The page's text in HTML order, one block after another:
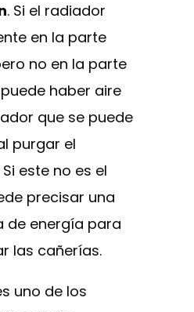
. Si el radiador
en la parte
no en la parte
haber aire
que se puede
purgar el
este no es el
precisar una
de energía para
las cañerías.
uno de los